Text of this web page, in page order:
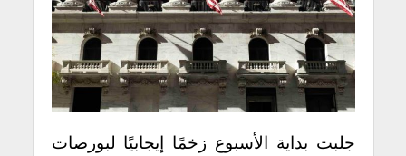
جلبت بداية الأسبوع زخمًا إيجابيًا لبورصات